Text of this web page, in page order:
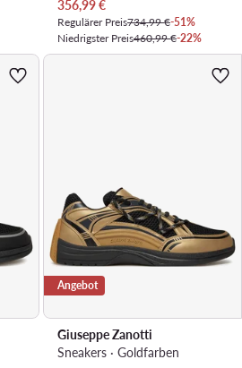
Aktueller Preis
356,99€
Regulärer Preis734,99 €-51%
Niedrigster Preis460,99 €-22%
Angebot
Giuseppe Zanotti
Sneakers · Goldfarben